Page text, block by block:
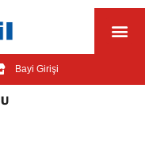
Bayi Girişi